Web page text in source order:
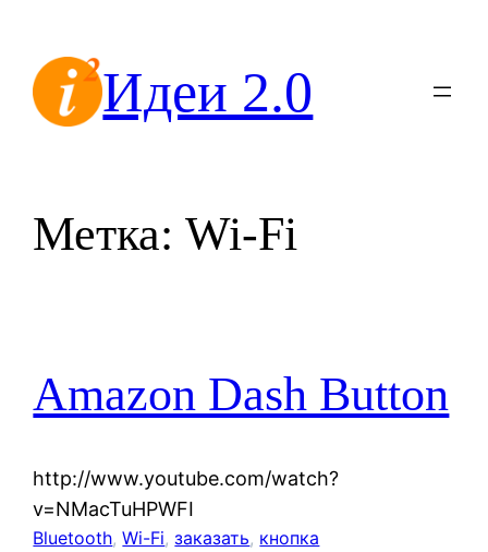
содержимомуИдеи 2.0
Метка:Wi-Fi
Amazon Dash Button
http://www.youtube.com/watch?
v=NMacTuHPWFI
Bluetooth, Wi-Fi, заказать, кнопка